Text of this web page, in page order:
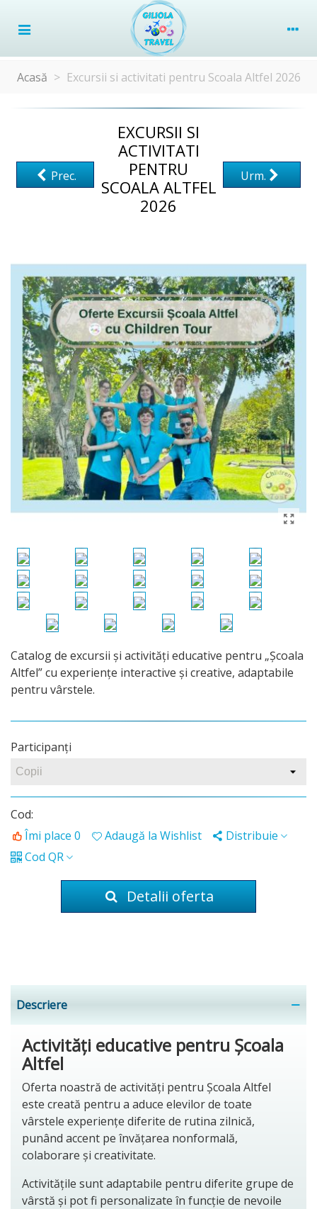
Acasă > Excursii si activitati pentru Scoala Altfel 2026
Prec.
EXCURSII SI
ACTIVITATI
PENTRU
SCOALA ALTFEL
2026
Urm.
Catalog de excursii și activități educative pentru „Școala
Altfel” cu experiențe interactive și creative, adaptabile
pentru vârstele.
Participanţi
Cod:
Îmi place 0 Adaugă la Wishlist
Distribuie
Cod QR
Detalii oferta
Descriere
Activități educative pentru Școala
Altfel
Oferta noastră de activități pentru Școala Altfel
este creată pentru a aduce elevilor de toate
vârstele experiențe diferite de rutina zilnică,
punând accent pe învățarea nonformală,
colaborare și creativitate.
Activitățile sunt adaptabile pentru diferite grupe de
vârstă și pot fi personalizate în funcție de nevoile